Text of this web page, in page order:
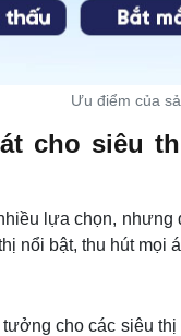
Ưu điểm của
cho siêu
lựa chọn,
nổi bật, thu hút mọi
cho các siêu